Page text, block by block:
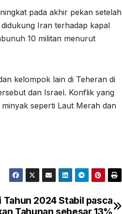
pada akhir pekan setelah
Iran terhadap kapal
10 militan menurut
kelompok lain di Teheran di
dan Israel. Konflik yang
seperti Laut Merah dan
Tahun 2024 Stabil pasca